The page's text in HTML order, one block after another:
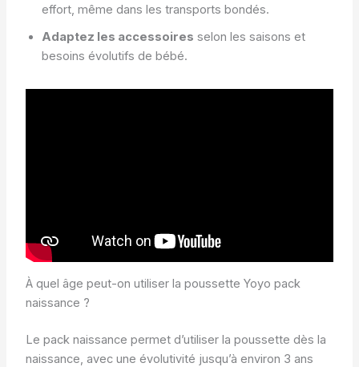
effort, même dans les transports bondés.
Adaptez les accessoires selon les saisons et
besoins évolutifs de bébé.
À quel âge peut-on utiliser la poussette Yoyo pack
naissance ?
Le pack naissance permet d’utiliser la poussette dès la
naissance, avec une évolutivité jusqu’à environ 3 ans